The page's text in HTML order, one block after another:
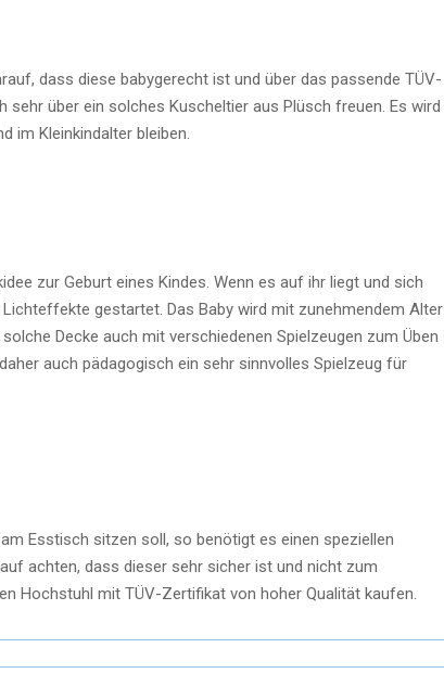
dass diese babygerecht ist und über das passende TÜV-
sehr über ein solches Kuscheltier aus Plüsch freuen. Es wird
im Kleinkindalter bleiben.
zur Geburt eines Kindes. Wenn es auf ihr liegt und sich
gestartet. Das Baby wird mit zunehmendem Alter
Decke auch mit verschiedenen Spielzeugen zum Üben
auch pädagogisch ein sehr sinnvolles Spielzeug für
Esstisch sitzen soll, so benötigt es einen speziellen
achten, dass dieser sehr sicher ist und nicht zum
Hochstuhl mit TÜV-Zertifikat von hoher Qualität kaufen.